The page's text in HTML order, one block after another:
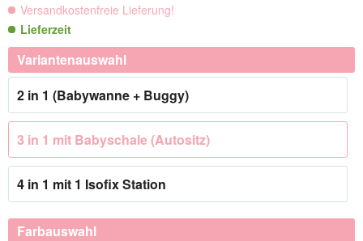
Versandkostenfreie Lieferung!
Lieferzeit
Variantenauswahl
2 in 1 (Babywanne + Buggy)
3 in 1 mit Babyschale (Autositz)
4 in 1 mit 1 Isofix Station
Farbauswahl